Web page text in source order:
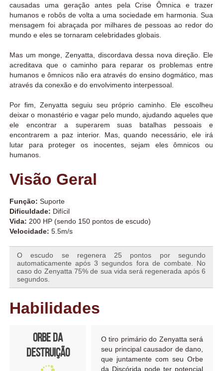
causadas uma geração antes pela Crise Ômnica e trazer
humanos e robôs de volta a uma sociedade em harmonia. Sua
mensagem foi abraçada por milhares de pessoas ao redor do
mundo e eles se tornaram celebridades globais.
Mas um monge, Zenyatta, discordava dessa nova direção. Ele
acreditava que o caminho para reparar os problemas entre
humanos e ômnicos não era através do ensino dogmático, mas
através da conexão e do envolvimento interpessoal.
Por fim, Zenyatta seguiu seu próprio caminho. Ele escolheu
deixar o monastério e vagar pelo mundo, ajudando aqueles que
ele encontrar a superarem suas batalhas pessoais e
encontrarem a paz interior. Mas, quando necessário, ele irá
lutar para proteger os inocentes, sejam eles ômnicos ou
humanos.
Visão Geral
Função: Suporte
Dificuldade: Difícil
Vida: 200 HP (sendo 150 pontos de escudo)
Velocidade: 5.5m/s
O escudo se regenera 25 pontos por segundo
automaticamente após 3 segundos fora de combate. No
caso do Zenyatta 75% de sua vida será regenerada após 6
segundos.
Habilidades
Orbe da
Destruição
O tiro primário do Zenyatta será
seu principal causador de dano,
que juntamente com seu Orbe
da Discórida pode ter potencial